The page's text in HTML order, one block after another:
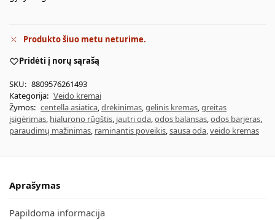
Produkto šiuo metu neturime.
Pridėti į norų sąrašą
SKU: 8809576261493
Kategorija: Veido kremai
Žymos: centella asiatica,drėkinimas,gelinis kremas,greitas
įsigėrimas, hialurono rūgštis, jautri oda,odos balansas,odos barjeras,
paraudimų mažinimas, raminantis poveikis,sausa oda,veido kremas
Aprašymas
Papildoma informacija